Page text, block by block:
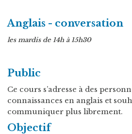
Anglais - conversation
les mardis de 14h à 15h30
Public
Ce cours s’adresse à des
connaissances en anglais et
communiquer plus librement.
Objectif